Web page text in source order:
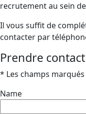
recrutement au sein
Il vous suffit de
contacter par
Prendre contact
* Les champs
Name